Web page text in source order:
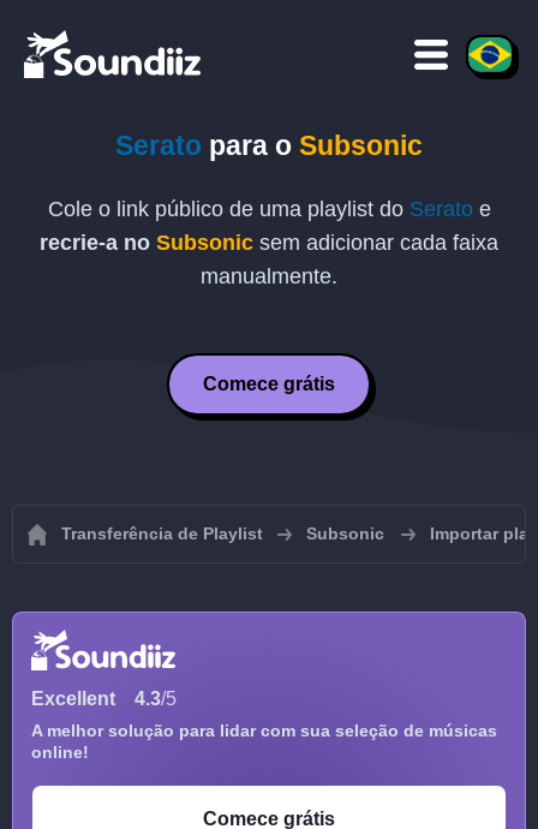
Serato para o Subsonic
Cole o link público de uma playlist do Seratoe
recrie-a no Subsonic sem adicionar cada faixa
manualmente.
Comece grátis
Transferência de Playlist Subsonic Importar
Excellent 4.3/5
A melhor solução para lidar com sua seleção de músicas
online!
Comece grátis